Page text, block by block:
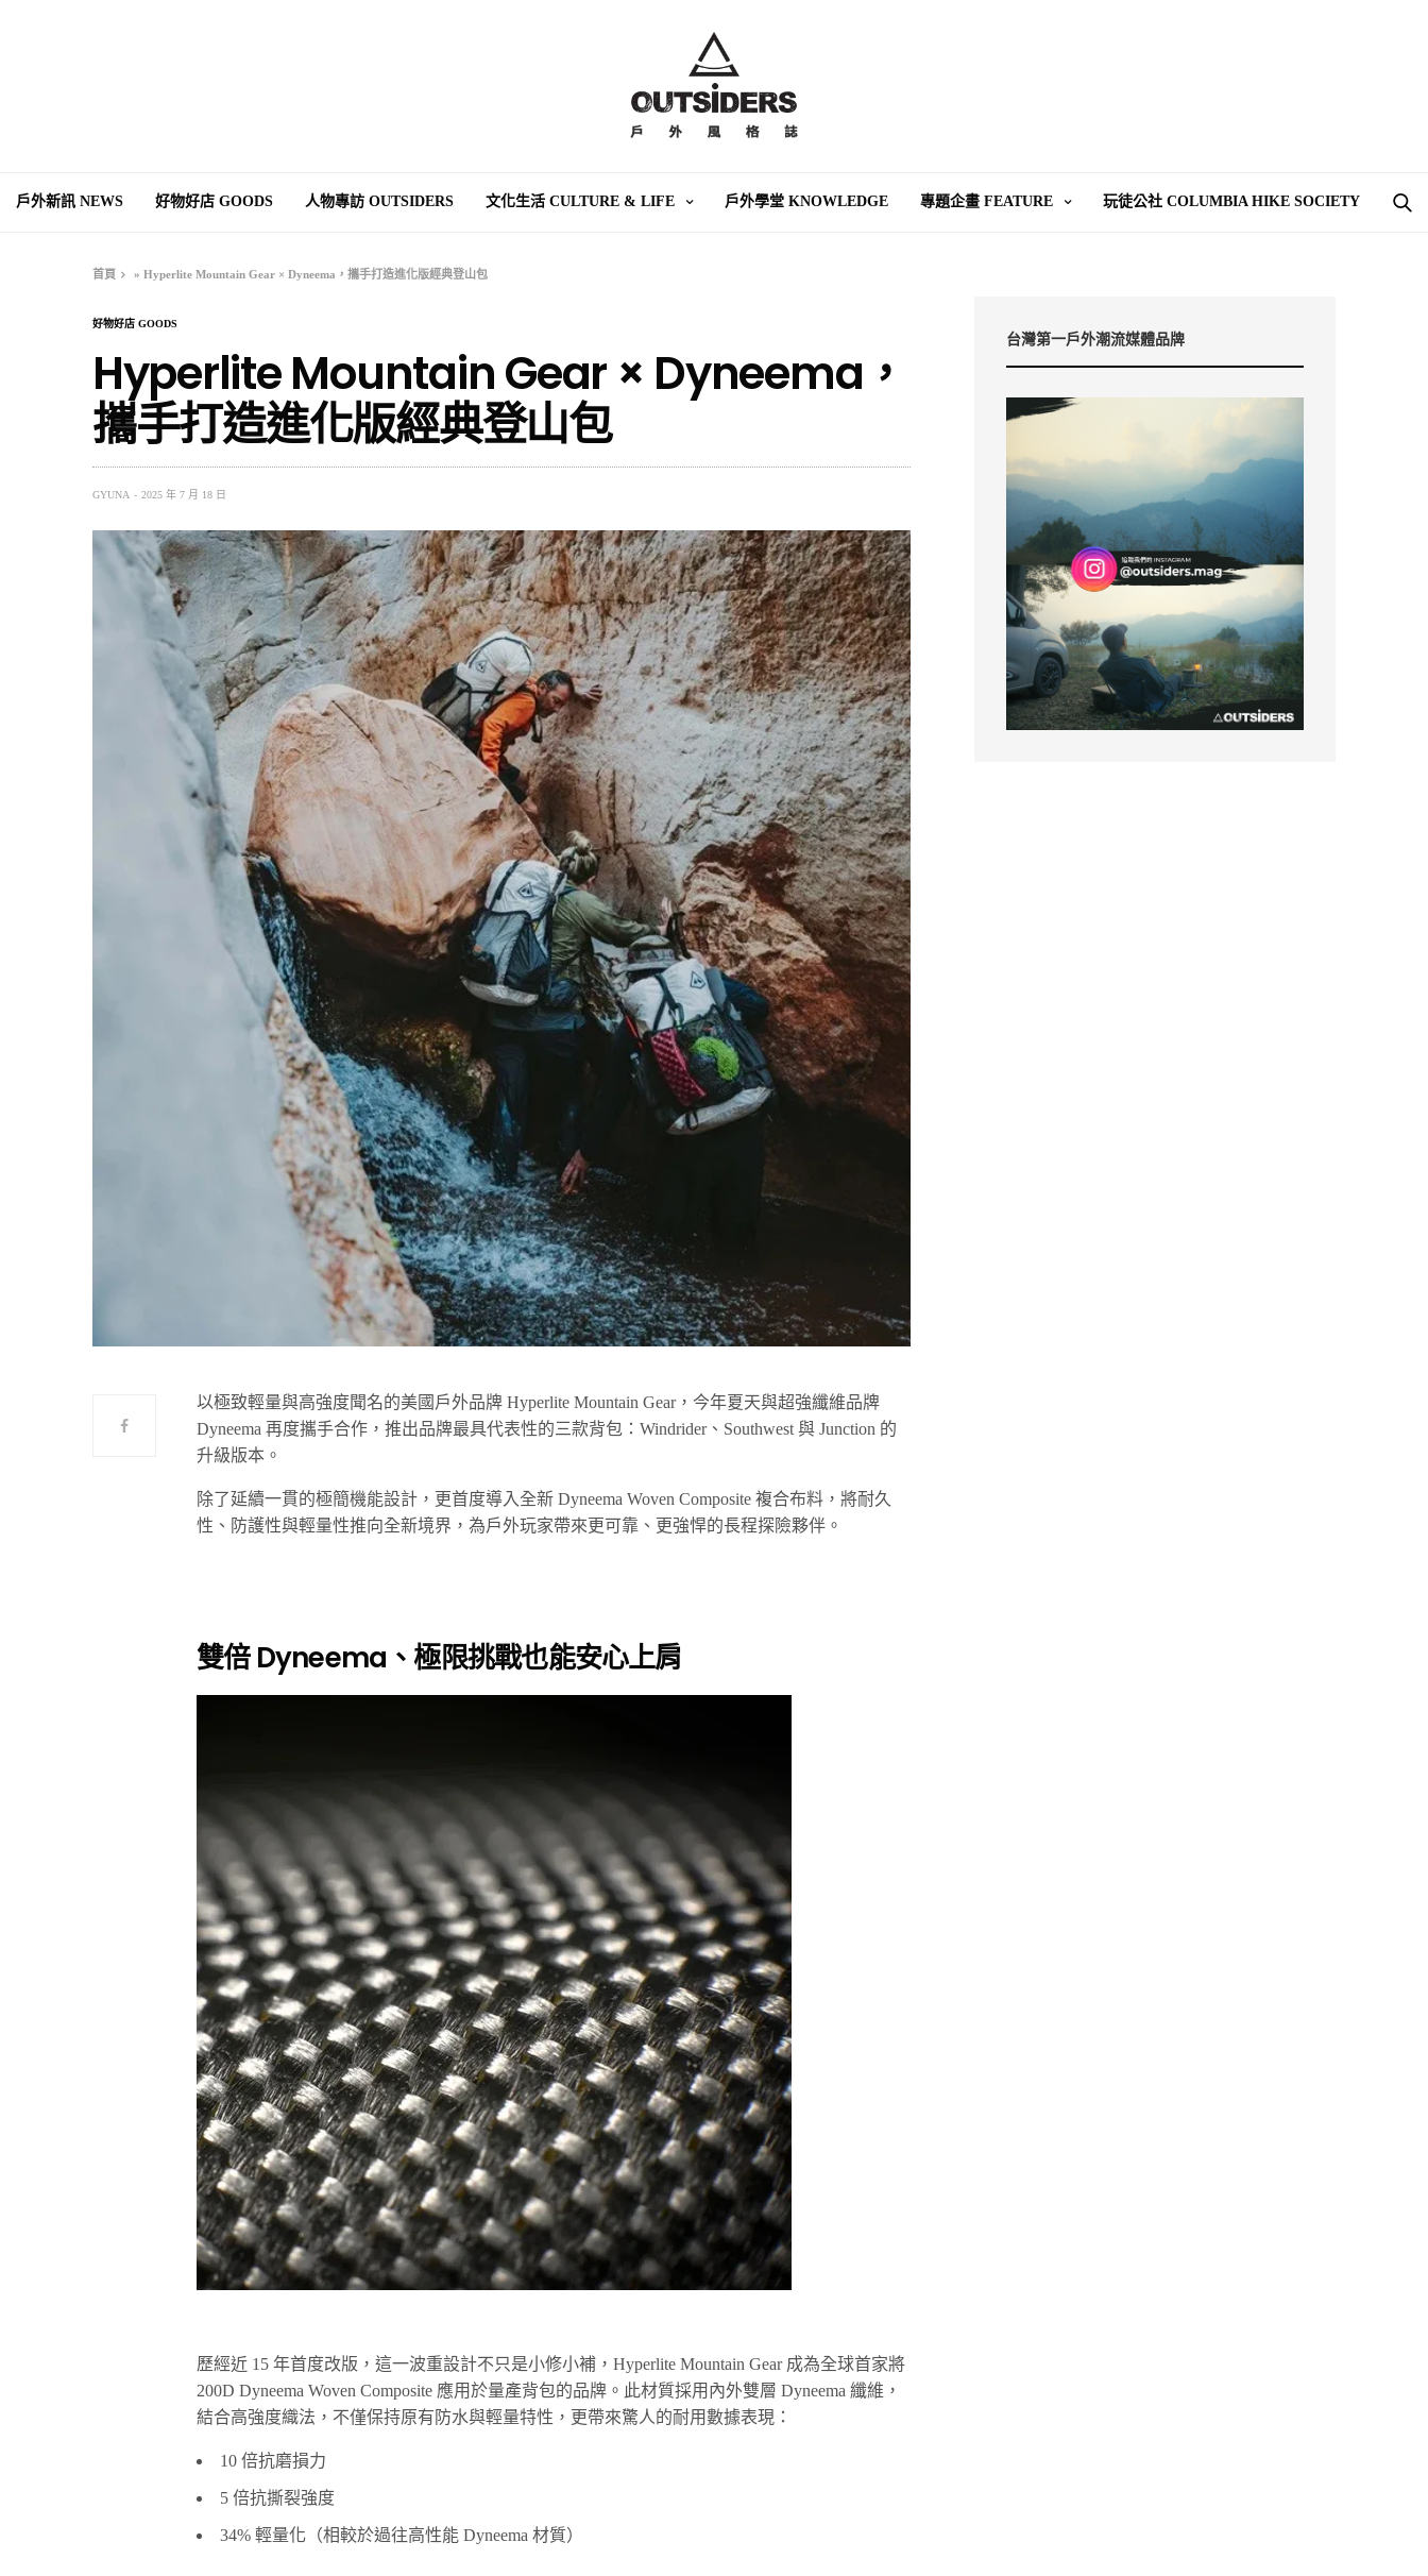
戶外新訊 NEWS 好物好店 GOODS 人物專訪 OUTSIDERS 文化生活 CULTURE & LIFE 戶外學堂 KNOWLEDGE 專題企畫 FEATURE 玩徒公社 COLUMBIA HIKE SOCIETY
首頁 »Hyperlite Mountain Gear × Dyneema，攜手打造進化版經典登山包
好物好店 GOODS
Hyperlite Mountain Gear × Dyneema，
攜手打造進化版經典登山包
GYUNA 2025 年 7 月 18 日
以極致輕量與高強度聞名的美國戶外品牌 Hyperlite Mountain Gear，今年夏天與超強纖維品牌
Dyneema 再度攜手合作，推出品牌最具代表性的三款背包：Windrider、Southwest 與 Junction 的
升級版本。
除了延續一貫的極簡機能設計，更首度導入全新 Dyneema Woven Composite 複合布料，將耐久
性、防護性與輕量性推向全新境界，為戶外玩家帶來更可靠、更強悍的長程探險夥伴。
雙倍 Dyneema、極限挑戰也能安心上肩
歷經近 15 年首度改版，這一波重設計不只是小修小補，Hyperlite Mountain Gear 成為全球首家將
200D Dyneema Woven Composite 應用於量產背包的品牌。此材質採用內外雙層 Dyneema 纖維，
結合高強度織法，不僅保持原有防水與輕量特性，更帶來驚人的耐用數據表現：
10 倍抗磨損力
5 倍抗撕裂強度
34% 輕量化（相較於過往高性能 Dyneema 材質）
台灣第一戶外潮流媒體品牌